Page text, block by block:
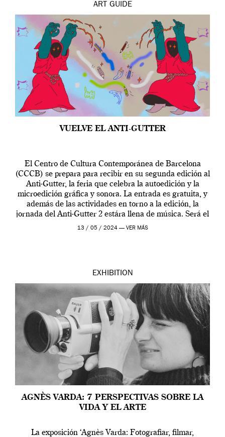
ART GUIDE
VUELVE EL ANTI-GUTTER
El Centro de Cultura Contemporánea de Barcelona
(CCCB) se prepara para recibir en su segunda edición al
Anti-Gutter, la feria que celebra la autoedición y la
microedición gráfica y sonora. La entrada es gratuita, y
además de las actividades en torno a la edición, la
jornada del Anti-Gutter 2 estára llena de música. Será el
[…]
13 / 05 / 2024 — VER MÁS
EXHIBITION
AGNÈS VARDA: 7 PERSPECTIVAS SOBRE LA
VIDA Y EL ARTE
La exposición ‘Agnès Varda: Fotografiar, filmar,